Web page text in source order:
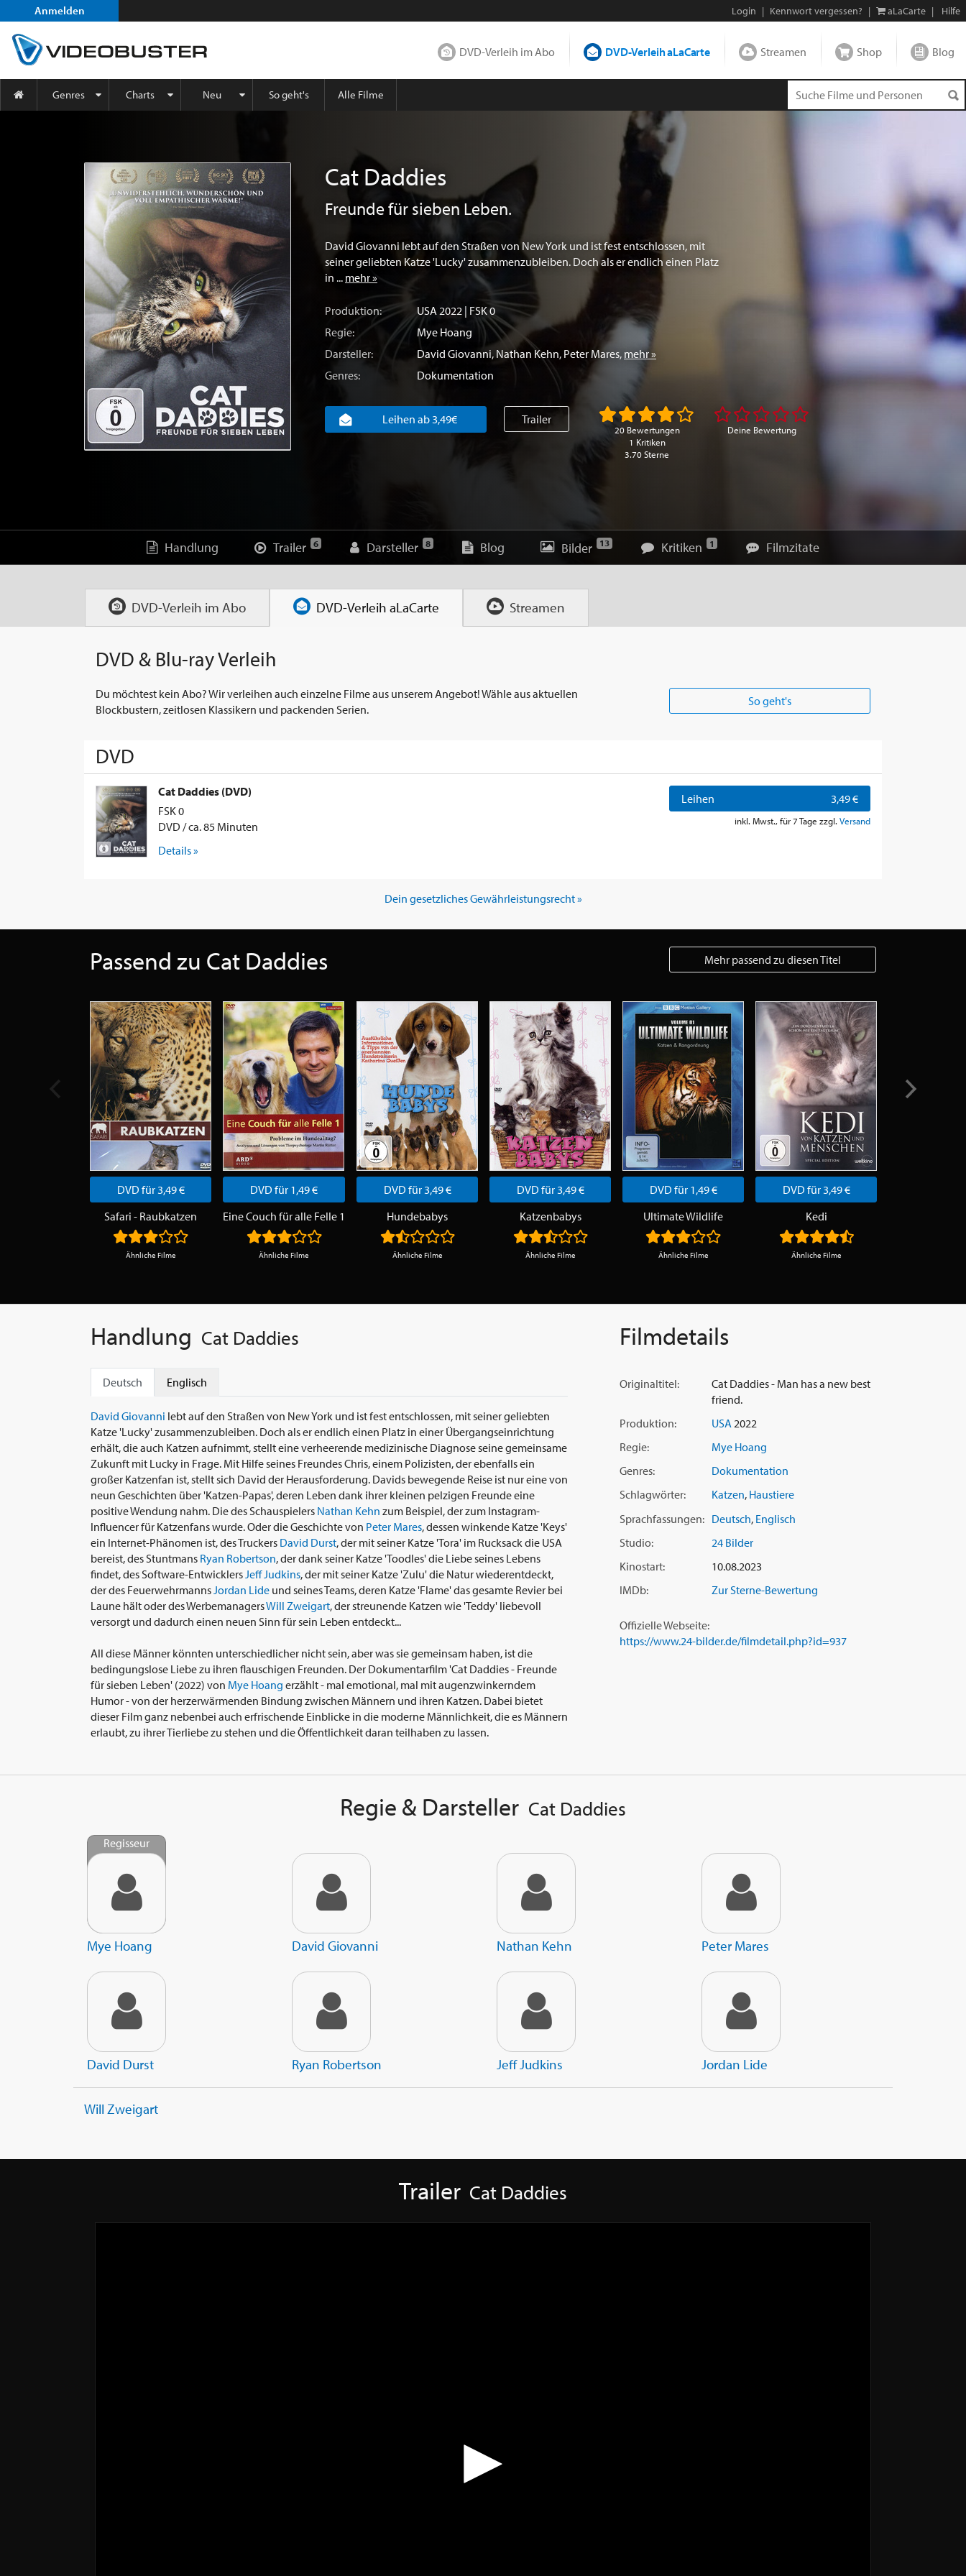
Anmelden Login | Kennwort vergessen? | aLaCarte | Hilfe
DVD-Verleih im Abo DVD-Verleih aLaCarte Streamen Shop Blog
Genres Charts Neu So geht's Alle Filme
Cat Daddies
Freunde für sieben Leben.
David Giovanni lebt auf den Straßen von New York und ist fest entschlossen, mit
seiner geliebten Katze 'Lucky' zusammenzubleiben. Doch als er endlich einen Platz
in ... mehr »
Produktion: USA2022 | FSK 0
Regie:
Mye Hoang
Darsteller:
David Giovanni, Nathan Kehn, Peter Mares, mehr »
Genres:
Dokumentation
Leihen ab 3,49€ Trailer
20 Bewertungen
1 Kritiken
3.70 Sterne
Deine Bewertung
Handlung Trailer 6 Darsteller 8 Blog Bilder 13 Kritiken 1 Filmzitate
DVD-Verleih im Abo DVD-Verleih aLaCarte Streamen
DVD & Blu-ray Verleih
Du möchtest kein Abo? Wir verleihen auch einzelne Filme aus unserem Angebot! Wähle aus aktuellen
Blockbustern, zeitlosen Klassikern und packenden Serien.
So geht's
DVD
Cat Daddies (DVD)
FSK 0
DVD / ca. 85 Minuten
Details »
Leihen 3,49 €
inkl. Mwst., für 7 Tage zzgl. Versand
Dein gesetzliches Gewährleistungsrecht »
Passend zu Cat Daddies Mehr passend zu diesen Titel
DVD für 3,49 €
Safari - Raubkatzen
Ähnliche Filme
DVD für 1,49 €
Eine Couch für alle Felle 1
Ähnliche Filme
DVD für 3,49 €
Hundebabys
Ähnliche Filme
DVD für 3,49 €
Katzenbabys
Ähnliche Filme
DVD für 1,49 €
Ultimate Wildlife
Ähnliche Filme
DVD für 3,49 €
Kedi
Ähnliche Filme
Handlung Cat Daddies
Deutsch Englisch
David Giovanni lebt auf den Straßen von New York und ist fest entschlossen, mit seiner geliebten
Katze 'Lucky' zusammenzubleiben. Doch als er endlich einen Platz in einer Übergangseinrichtung
erhält, die auch Katzen aufnimmt, stellt eine verheerende medizinische Diagnose seine gemeinsame
Zukunft mit Lucky in Frage. Mit Hilfe seines Freundes Chris, einem Polizisten, der ebenfalls ein
großer Katzenfan ist, stellt sich David der Herausforderung. Davids bewegende Reise ist nur eine von
neun Geschichten über 'Katzen-Papas', deren Leben dank ihrer kleinen pelzigen Freunde eine
positive Wendung nahm. Die des Schauspielers Nathan Kehn zum Beispiel, der zum Instagram-
Influencer für Katzenfans wurde. Oder die Geschichte von Peter Mares, dessen winkende Katze 'Keys'
ein Internet-Phänomen ist, des Truckers David Durst, der mit seiner Katze 'Tora' im Rucksack die USA
bereist, des Stuntmans Ryan Robertson, der dank seiner Katze 'Toodles' die Liebe seines Lebens
findet, des Software-Entwicklers Jeff Judkins, der mit seiner Katze 'Zulu' die Natur wiederentdeckt,
der des Feuerwehrmanns Jordan Lide und seines Teams, deren Katze 'Flame' das gesamte Revier bei
Laune hält oder des WerbemanagersWill Zweigart, der streunende Katzen wie 'Teddy' liebevoll
versorgt und dadurch einen neuen Sinn für sein Leben entdeckt...
All diese Männer könnten unterschiedlicher nicht sein, aber was sie gemeinsam haben, ist die
bedingungslose Liebe zu ihren flauschigen Freunden. Der Dokumentarfilm 'Cat Daddies - Freunde
für sieben Leben' (2022) von Mye Hoang erzählt - mal emotional, mal mit augenzwinkerndem
Humor - von der herzerwärmenden Bindung zwischen Männern und ihren Katzen. Dabei bietet
dieser Film ganz nebenbei auch erfrischende Einblicke in die moderne Männlichkeit, die es Männern
erlaubt, zu ihrer Tierliebe zu stehen und die Öffentlichkeit daran teilhaben zu lassen.
Filmdetails
Originaltitel:
Cat Daddies - Man has a new best
friend.
Produktion:
USA 2022
Regie:
Mye Hoang
Genres:
Dokumentation
Schlagwörter:
Katzen, Haustiere
Sprachfassungen: Deutsch, Englisch
Studio:
24 Bilder
Kinostart:
10.08.2023
IMDb:
Zur Sterne-Bewertung
Offizielle Webseite:
https://www.24-bilder.de/filmdetail.php?id=937
Regie & Darsteller Cat Daddies
Regisseur
Mye Hoang David Giovanni Nathan Kehn Peter Mares
David Durst Ryan Robertson Jeff Judkins Jordan Lide
Will Zweigart
Trailer Cat Daddies